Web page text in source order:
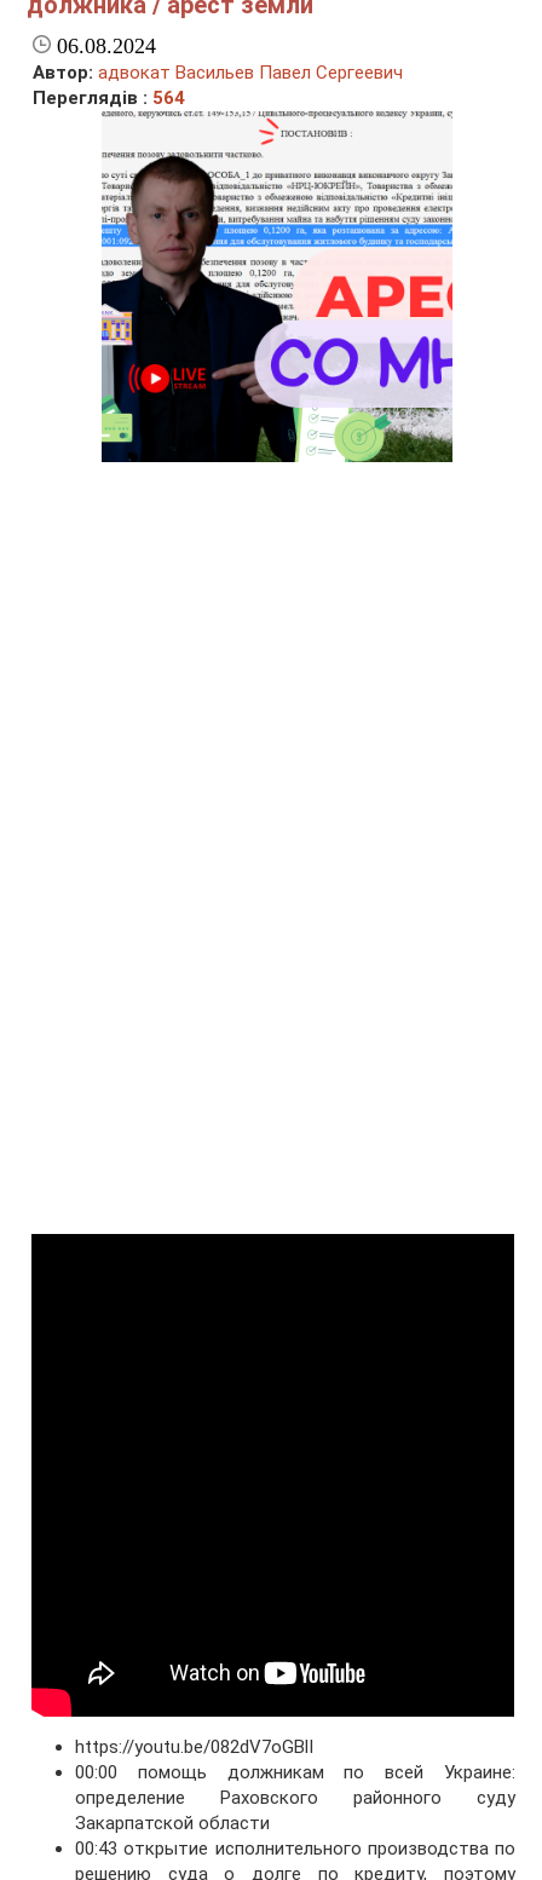
06.08.2024
Автор: адвокат Васильев Павел Сергеевич
Переглядів : 564
https://youtu.be/082dV7oGBlI
00:00 помощь должникам по всей Украине:
определение Раховского районного суду
Закарпатской области
00:43 открытие исполнительного производства по
решению суда о долге по кредиту, поэтому